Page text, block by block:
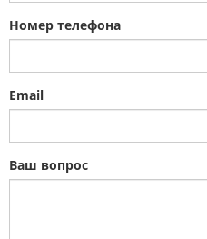
Номер телефона
Email
Ваш вопрос